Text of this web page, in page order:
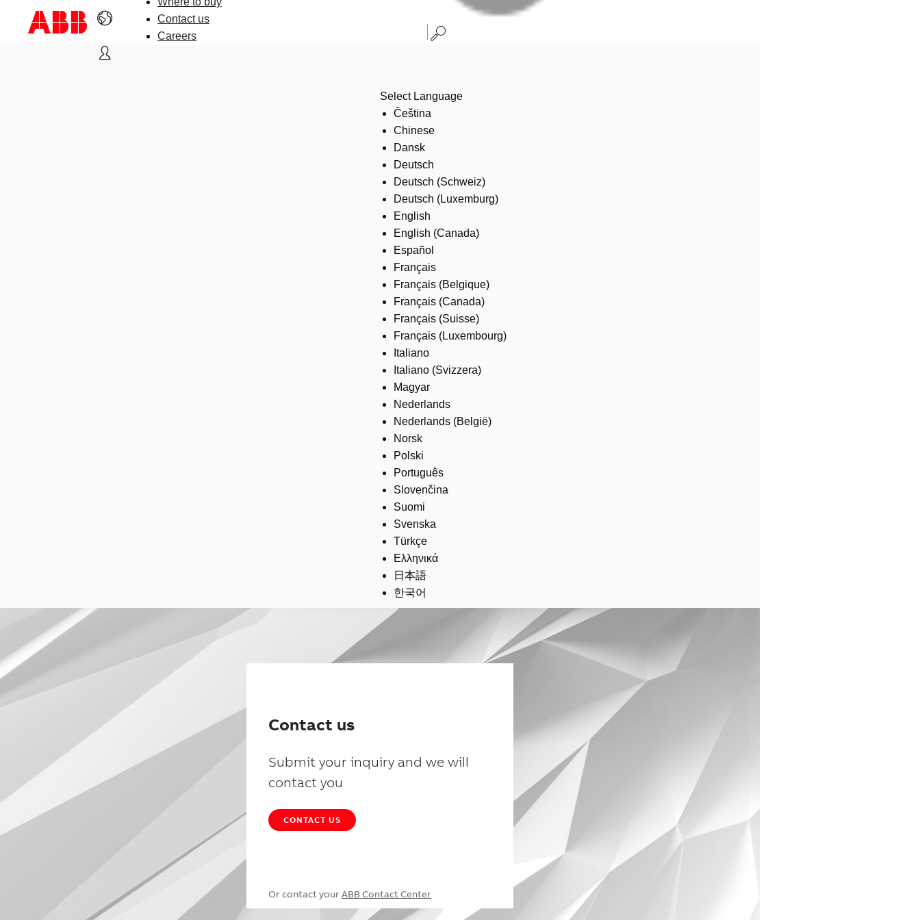
Contact us
Careers
Select Language
Čeština
Chinese
Dansk
Deutsch
Deutsch (Schweiz)
Deutsch (Luxemburg)
English
English (Canada)
Español
Français
Français (Belgique)
Français (Canada)
Français (Suisse)
Français (Luxembourg)
Italiano
Italiano (Svizzera)
Magyar
Nederlands
Nederlands (België)
Norsk
Polski
Português
Slovenčina
Suomi
Svenska
Türkçe
Ελληνικά
日本語
한국어
Contact us
Submit your inquiry and we will
contact you
CONTACT US
Or contact your ABB Contact Center